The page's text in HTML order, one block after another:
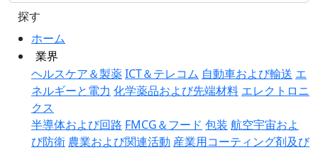
ホーム
業界
ヘルスケア＆製薬ICT＆テレコム 自動車および輸送 エ
ネルギーと電力 化学薬品および先端材料 エレクトロニ
クス
半導体および回路 FMCG＆フード 包装 航空宇宙およ
び防衛 農業および関連活動 産業用コーティング剤及び
探す